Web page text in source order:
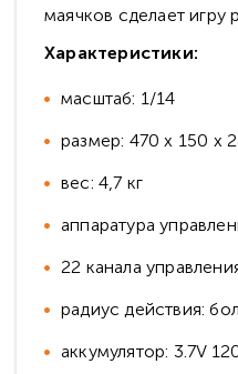
маячков сделает игру
Характеристики:
масштаб: 1/14
размер: 470 х 150 х
вес: 4,7 кг
аппаратура
22 канала
радиуc дeйcтвия:
аккумулятор: 3.7V